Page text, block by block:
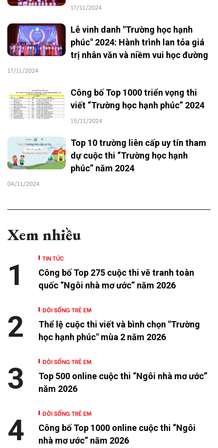
17/11/2024
Lễ vinh danh "Trường học hạnh
phúc" 2024: Hành trình lan tỏa giá
trị nhân văn và niềm vui học đường
17/11/2024
Công bố Top 1000 triển vọng thi
viết “Trường học hạnh phúc” 2024
15/11/2024
Top 10 trường liên cấp uy tín tham
dự cuộc thi “Trường học hạnh
phúc” năm 2024
04/11/2024
Xem nhiều
TIN TỨC
Công bố Top 275 cuộc thi vẽ tranh toàn
quốc “Ngôi nhà mơ ước” năm 2026
1
ĐỜI SỐNG TRẺ EM
Thể lệ cuộc thi viết và bình chọn "Trường
học hạnh phúc" mùa 2 năm 2026
2
ĐỜI SỐNG TRẺ EM
Top 500 online cuộc thi “Ngôi nhà mơ ước”
năm 2026
3
ĐỜI SỐNG TRẺ EM
Công bố Top 1000 online cuộc thi “Ngôi
nhà mơ ước” năm 2026
4